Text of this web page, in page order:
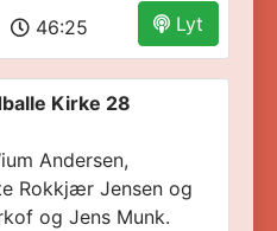
Lyt
46:25
Kirke 28
Andersen,
Rokkjær Jensen og
og Jens Munk.